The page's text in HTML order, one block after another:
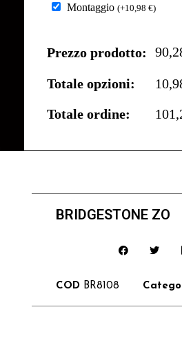
Montaggio (+10,98 €)
Prezzo prodotto:
Totale opzioni:
Totale ordine:
BRIDGESTONE ZO
COD BR8108